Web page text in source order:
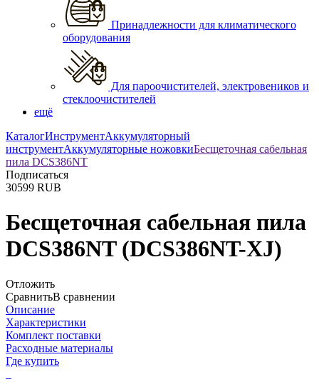
Принадлежности для климатического
оборудования
Для пароочистителей, электровеников и
стеклоочистителей
ещё
КаталогИнструментАккумуляторный
инструментАккумуляторные ножовкиБесщеточная сабельная
пила DCS386NT
Подписаться
30599 RUB
Бесщеточная сабельная пила
DCS386NT(DCS386NT-XJ)
Отложить
СравнитьВ сравнении
Описание
Характеристики
Комплект поставки
Расходные материалы
Где купить